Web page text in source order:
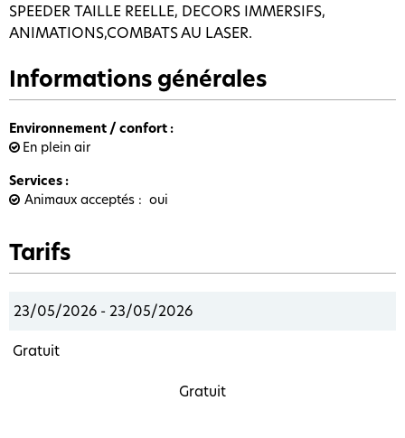
SPEEDER TAILLE REELLE, DECORS IMMERSIFS,
ANIMATIONS,COMBATS AU LASER.
Informations générales
Environnement / confort :
En plein air
Services :
Animaux acceptés
oui
Tarifs
23/05/2026 - 23/05/2026
Gratuit
Gratuit